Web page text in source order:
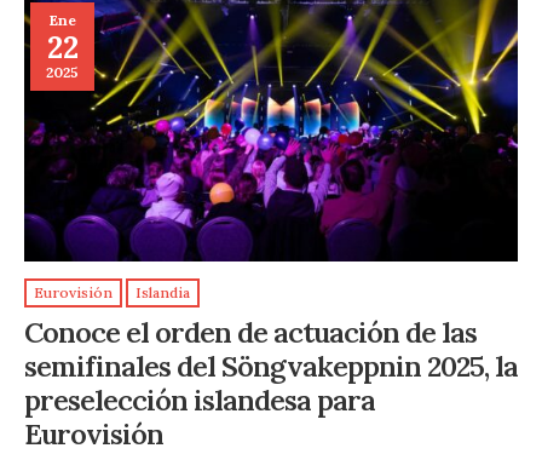
Ene
22
2025
Eurovisión Islandia
Conoce el orden de actuación de las
semifinales del Söngvakeppnin 2025, la
preselección islandesa para
Eurovisión